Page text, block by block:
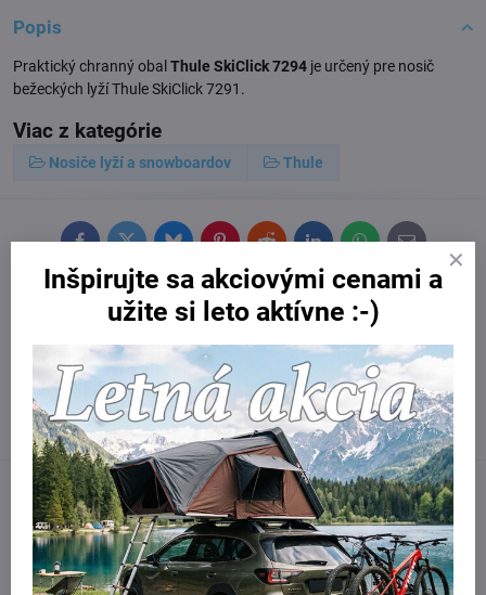
Popis
Praktický chranný obal Thule SkiClick 7294 je určený pre nosič
bežeckých lyží Thule SkiClick 7291.
Viac z kategórie
Nosiče lyží a snowboardov Thule
FacebookTwitterBlueskyPinterestRedditLinkedInWhatsApp
E-
Potrebujete poradiť?
obchod​@northline​.sk
Inšpirujte sa akciovými cenami a
užite si leto aktívne :-)